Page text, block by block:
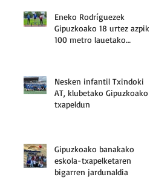
Eneko Rodríguezek
Gipuzkoako 18 urtez azpiko
100 metro lauetako
Nesken infantil Txindoki
AT, klubetako Gipuzkoako
txapeldun
Gipuzkoako banakako
eskola-txapelketaren
bigarren jardunaldia